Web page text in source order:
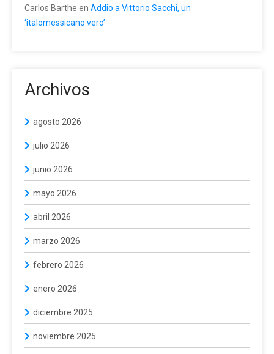
Carlos Barthe en Addio a Vittorio Sacchi, un
‘italomessicano vero’
Archivos
agosto 2026
julio 2026
junio 2026
mayo 2026
abril 2026
marzo 2026
febrero 2026
enero 2026
diciembre 2025
noviembre 2025